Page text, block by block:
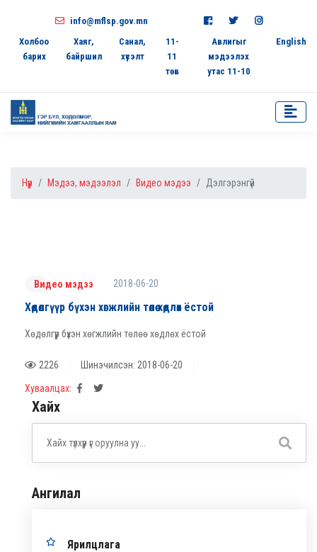
info@mflsp.gov.mn
Холбоо
барих
Хаяг,
байршил
Санал,
хүсэлт
11-
11
төв
Авлигыг
мэдээлэх
утас 11-10
English
Нүүр Мэдээ, мэдээлэл Видео мэдээ Дэлгэрэнгүй
Видео мэдээ 2018-06-20
Хөдөлгүүр бүхэн хөгжлийн төлөө хөдлөх ёстой
Хөдөлгүүр бүхэн хөгжлийн төлөө хөдлөх ёстой
2226 Шинэчилсэн: 2018-06-20
Хуваалцах:
Хайх
Ангилал
Ярилцлага